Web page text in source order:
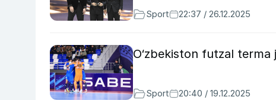
Sport 22:37 / 26.12.2025
O‘zbekiston futzal terma
Sport 20:40 / 19.12.2025